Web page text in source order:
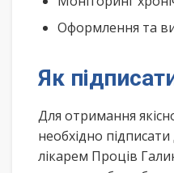
Оформлення та
Як
Для отримання
необхідно
лікарем Проців